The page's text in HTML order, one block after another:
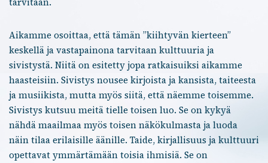
Aikamme osoittaa, että tämän ”kiihtyvän kierteen”
keskellä ja vastapainona tarvitaan kulttuuria ja
sivistystä. Niitä on esitetty jopa ratkaisuiksi aikamme
haasteisiin. Sivistys nousee kirjoista ja kansista, taiteesta
ja musiikista, mutta myös siitä, että näemme toisemme.
Sivistys kutsuu meitä tielle toisen luo. Se on kykyä
nähdä maailmaa myös toisen näkökulmasta ja luoda
näin tilaa erilaisille äänille. Taide, kirjallisuus ja kulttuuri
opettavat ymmärtämään toisia ihmisiä. Se on